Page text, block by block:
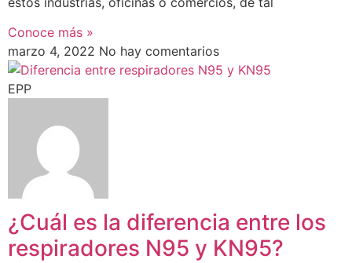
Conoce más »
marzo 4, 2022 No hay comentarios
EPP
¿Cuál es la diferencia entre los
respiradores N95 y KN95?